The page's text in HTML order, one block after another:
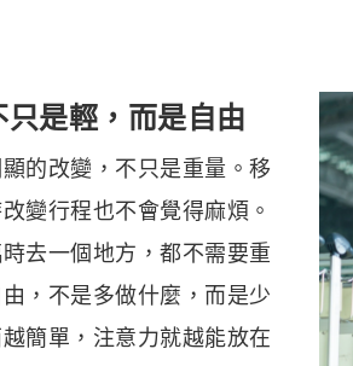
是輕，而是自由
的改變，不只是重量。移
變行程也不會覺得麻煩。
去一個地方，都不需要重
，不是多做什麼，而是少
簡單，注意力就越能放在